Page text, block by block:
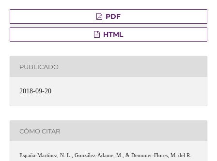
PDF
HTML
PUBLICADO
2018-09-20
CÓMO CITAR
España-Martínez, N. L., González-Adame, M., & Demuner-Flores, M. del R.